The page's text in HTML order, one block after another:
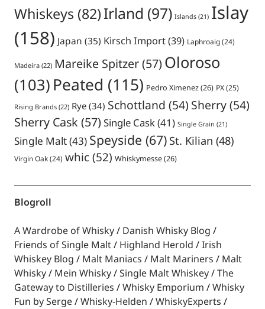
Whiskeys (82)Irland (97) Islands(21) Islay
(158) Japan (35) Kirsch Import(39) Laphroaig(24)
Madeira(22) Mareike Spitzer(57)Oloroso
(103) Peated (115) Pedro Ximenez(26) PX(25)
Rising Brands(22) Rye(34) Schottland (54) Sherry(54)
Sherry Cask (57)Single Cask(41) Single Grain (21)
Single Malt(43) Speyside (67) St. Kilian (48)
Virgin Oak(24) whic(52) Whiskymesse(26)
Blogroll
A Wardrobe of Whisky
Danish Whisky Blog
Friends of Single Malt
Highland Herold
Irish
Whiskey Blog
Malt Maniacs Malt Mariners
Malt
Whisky
Mein Whisky Single Malt Whiskey
The
Gateway to Distilleries
Whisky Emporium
Whisky
Fun by Serge
Whisky-Helden WhiskyExperts